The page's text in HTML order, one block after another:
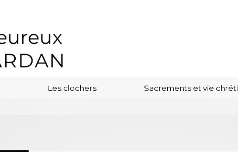
Les clochers Sacrements et vie